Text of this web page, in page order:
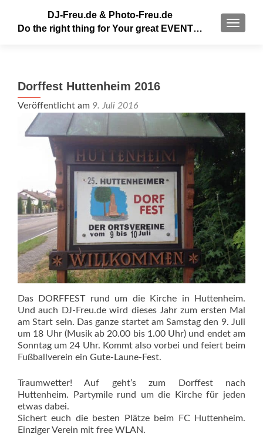
MENU
DJ-Freu.de & Photo-Freu.de
Do the right thing for Your great EVENT…
Dorffest Huttenheim 2016
Veröffentlicht am 9. Juli 2016
Das DORFFEST rund um die Kirche in Huttenheim.
Und auch DJ-Freu.de wird dieses Jahr zum ersten Mal
am Start sein. Das ganze startet am Samstag den 9. Juli
um 18 Uhr (Musik ab 20.00 bis 1.00 Uhr) und endet am
Sonntag um 24 Uhr. Kommt also vorbei und feiert beim
Fußballverein ein Gute-Laune-Fest.
Traumwetter! Auf geht’s zum Dorffest nach
Huttenheim. Partymile rund um die Kirche für jeden
etwas dabei.
Sichert euch die besten Plätze beim FC Huttenheim.
Einziger Verein mit free WLAN.